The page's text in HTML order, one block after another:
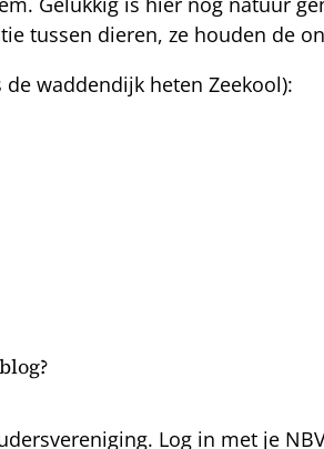
tussen dieren, ze houden de
waddendijk heten Zeekool):
Log in met je